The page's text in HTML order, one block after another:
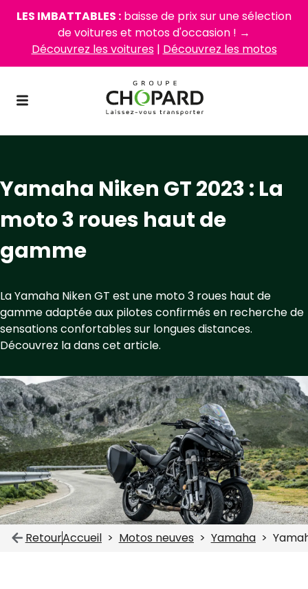
LES IMBATTABLES : baisse de prix sur une sélection
de voitures et motos d'occasion ! →
Découvrez les voitures| Découvrez les motos
Yamaha Niken GT 2023 : La
moto 3 roues haut de
gamme
La Yamaha Niken GT est une moto 3 roues haut de
gamme adaptée aux pilotes confirmés en recherche de
sensations confortables sur longues distances.
Découvrez la dans cet article.
RetourAccueil Motos neuves Yamaha